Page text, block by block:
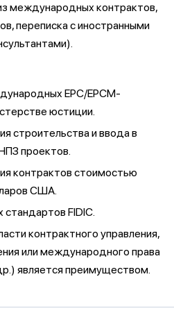
международных контрактов,
переписка с иностранными
EPC/EPCM-
юстиции.
строительства и ввода в
проектов.
контрактов стоимостью
США.
стандартов FIDIC.
контрактного управления,
или международного права
является преимуществом.